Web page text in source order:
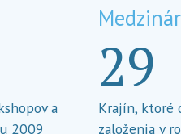
a
2009
29
Krajín, ktoré
založenia v